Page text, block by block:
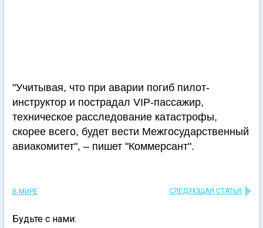
"Учитывая, что при аварии погиб пилот-
инструктор и пострадал VIP-пассажир,
техническое расследование катастрофы,
скорее всего, будет вести Межгосударственный
авиакомитет", – пишет "Коммерсант".
В МИРЕ СЛЕДУЮЩАЯ СТАТЬЯ
Будьте с нами: